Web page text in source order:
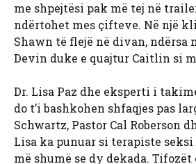
me shpejtësi pak më tej në
ndërtohet mes çifteve. Në një
Shawn të ​​flejë në divan, ndërsa
Devin duke e quajtur Caitlin si
Dr. Lisa Paz dhe eksperti i
do t’i bashkohen shfaqjes pas
Schwartz, Pastor Cal Roberson
Lisa ka punuar si terapiste
më shumë se dy dekada.